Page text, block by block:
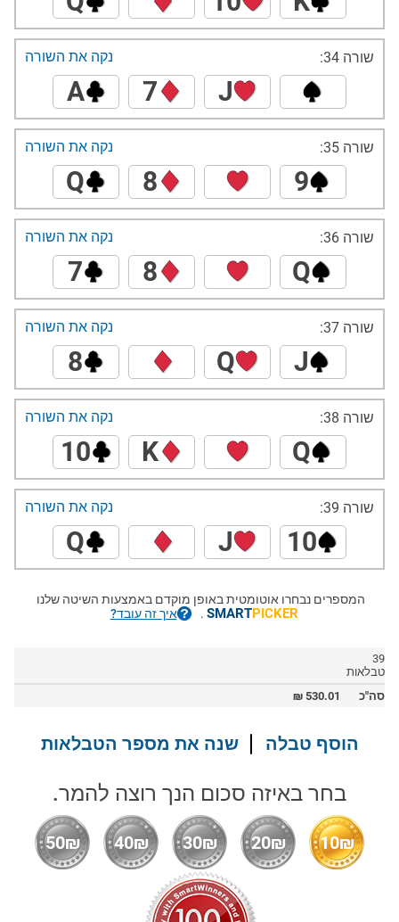
שורה 34:
J
7
A
נקה את השורה
שורה 35:
9
8
Q
נקה את השורה
שורה 36:
Q
8
7
נקה את השורה
שורה 37:
J
Q
8
נקה את השורה
שורה 38:
Q
K
10
נקה את השורה
שורה 39:
10
J
Q
נקה את השורה
המספרים נבחרו אוטומטית באופן מוקדם באמצעות השיטה שלנו
SMARTPICKER
. איך זה עובד?
39
טבלאות
סה"כ
530.01
₪
הוסף טבלה שנה את מספר הטבלאות
בחר באיזה סכום הנך רוצה להמר.
10₪
20₪
30₪
40₪
50₪